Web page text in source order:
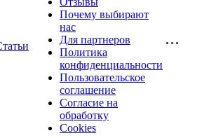
Почему выбирают
нас
Для партнеров
Политика
конфиденциальности
Пользовательское
соглашение
Согласие на
обработку
Cookies